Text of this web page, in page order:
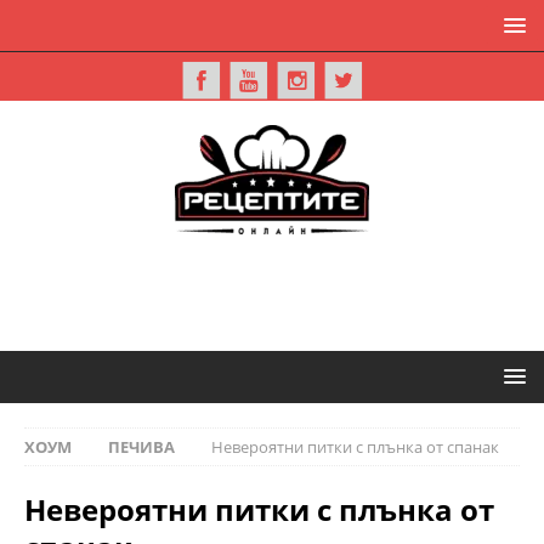
ХОУМ ПЕЧИВА Невероятни питки с плънка от спанак
Невероятни питки с плънка от